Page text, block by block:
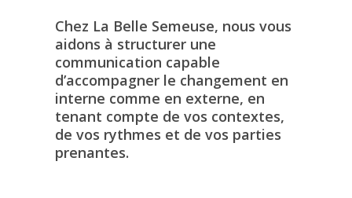
Chez La Belle Semeuse, nous vous
aidons à structurer une
communication capable
d’accompagner le changement en
interne comme en externe, en
tenant compte de vos contextes,
de vos rythmes et de vos parties
prenantes.